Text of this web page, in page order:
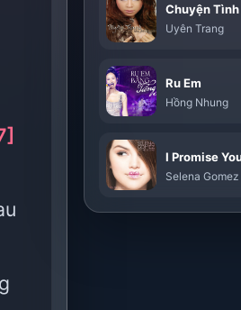
Chuyện
Uyên Trang
Ru Em
Hồng Nhung
I Promise
Selena Gomez